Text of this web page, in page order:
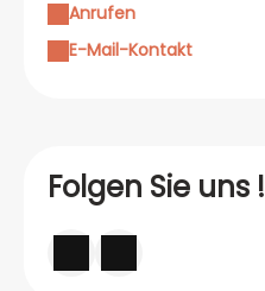
Anrufen
E-Mail-Kontakt
Folgen Sie uns !